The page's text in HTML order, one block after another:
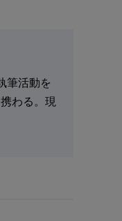
筆活動を
わる。現